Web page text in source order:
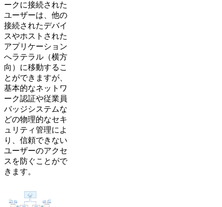
ークに接続された
ユーザーは、他の
接続されたデバイ
スやホストされた
アプリケーション
へラテラル（横方
向）に移動するこ
とができますが、
基本的なネットワ
ーク認証や従業員
バッジシステムな
どの物理的なセキ
ュリティ管理によ
り、信頼できない
ユーザーのアクセ
スを防ぐことがで
きます。